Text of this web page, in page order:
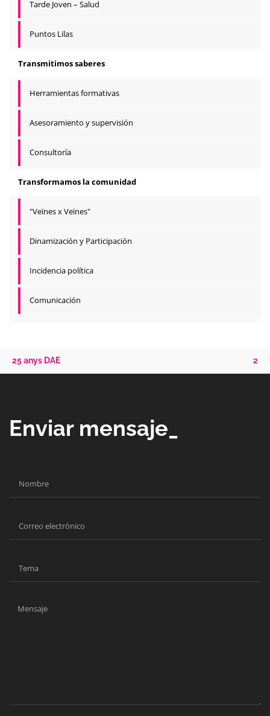
Tarde Joven – Salud
Puntos Lilas
Transmitimos saberes
Herramientas formativas
Asesoramiento y supervisión
Consultoría
Transformamos la comunidad
"Veïnes x Veïnes"
Dinamización y Participación
Incidencia política
Comunicación
25 anys DAE 2
Enviar mensaje_